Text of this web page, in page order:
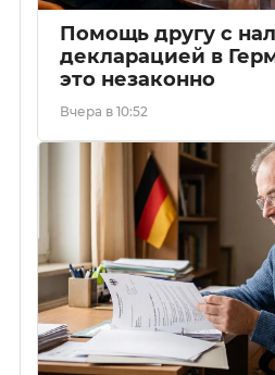
Помощь другу с
декларацией в
это незаконно
Вчера в 10:52